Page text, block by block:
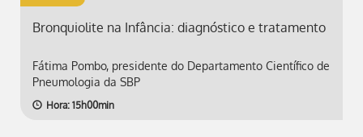
Bronquiolite na Infância: diagnóstico e tratamento
Fátima Pombo, presidente do Departamento Científico de
Pneumologia da SBP
Hora: 15h00min